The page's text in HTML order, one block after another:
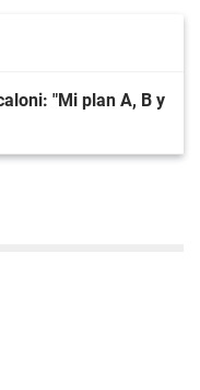
"Mi plan A, B y